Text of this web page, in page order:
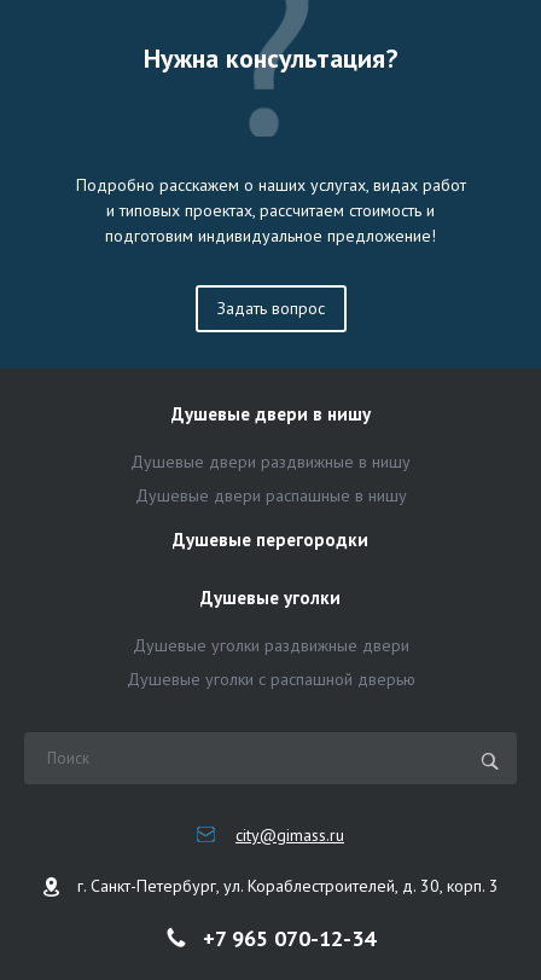
Нужна консультация?
Подробно расскажем о наших услугах, видах работ
и типовых проектах, рассчитаем стоимость и
подготовим индивидуальное предложение!
Задать вопрос
Душевые двери в нишу
Душевые двери раздвижные в нишу
Душевые двери распашные в нишу
Душевые перегородки
Душевые уголки
Душевые уголки раздвижные двери
Душевые уголки с распашной дверью
city@gimass.ru
г. Санкт-Петербург, ул. Кораблестроителей, д. 30, корп. 3
+7 965 070-12-34